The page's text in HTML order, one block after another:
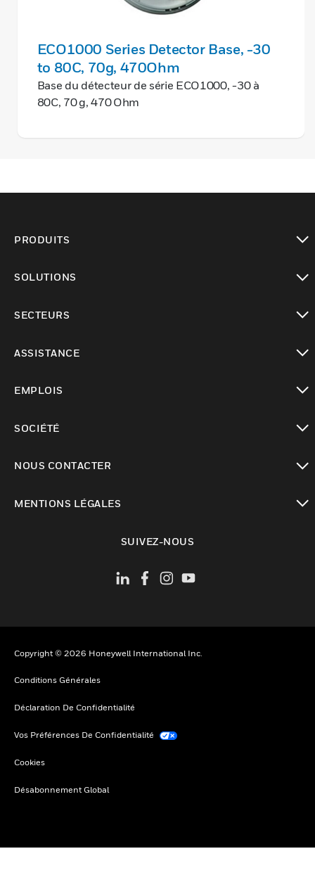
ECO1000 Series Detector Base, -30
to 80C, 70g, 470Ohm
Base du détecteur de série ECO1000, -30 à
80C, 70 g, 470 Ohm
PRODUITS
SOLUTIONS
SECTEURS
ASSISTANCE
EMPLOIS
SOCIÉTÉ
NOUS CONTACTER
MENTIONS LÉGALES
SUIVEZ-NOUS
Copyright © 2026 Honeywell International Inc.
Conditions Générales
Déclaration De Confidentialité
Vos Préférences De Confidentialité
Cookies
Désabonnement Global